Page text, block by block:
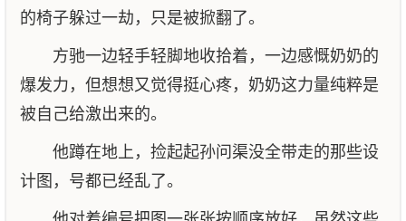
的椅子躲过一劫，只是被掀翻了。
方驰一边轻手轻脚地收拾着，一边感慨奶奶的
爆发力，但想想又觉得挺心疼，奶奶这力量纯粹是
被自己给激出来的。
他蹲在地上，捡起起孙问渠没全带走的那些设
计图，号都已经乱了。